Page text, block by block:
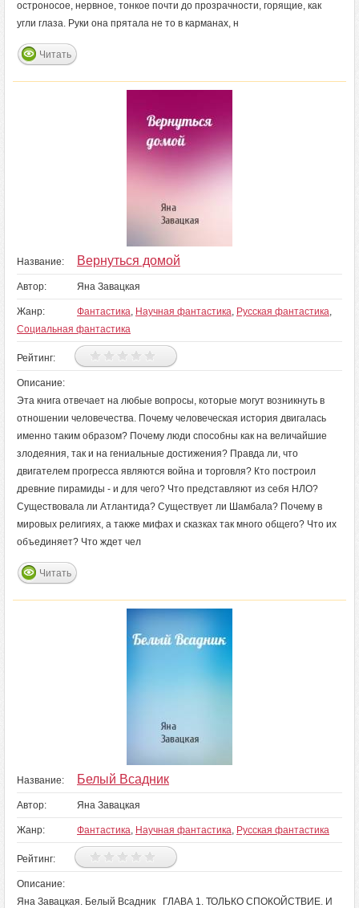
остроносое, нервное, тонкое почти до прозрачности, горящие, как
угли глаза. Руки она прятала не то в карманах, н
Читать
Название: Вернуться домой
Автор: Яна Завацкая
Жанр: Фантастика, Научная фантастика, Русская фантастика,
Социальная фантастика
Рейтинг:
Описание:
Эта книга отвечает на любые вопросы, которые могут возникнуть в
отношении человечества. Почему человеческая история двигалась
именно таким образом? Почему люди способны как на величайшие
злодеяния, так и на гениальные достижения? Правда ли, что
двигателем прогресса являются война и торговля? Кто построил
древние пирамиды - и для чего? Что представляют из себя НЛО?
Существовала ли Атлантида? Существует ли Шамбала? Почему в
мировых религиях, а также мифах и сказках так много общего? Что их
объединяет? Что ждет чел
Читать
Название: Белый Всадник
Автор: Яна Завацкая
Жанр: Фантастика, Научная фантастика, Русская фантастика
Рейтинг:
Описание:
Яна Завацкая. Белый Всадник ГЛАВА 1. ТОЛЬКО СПОКОЙСТВИЕ. И